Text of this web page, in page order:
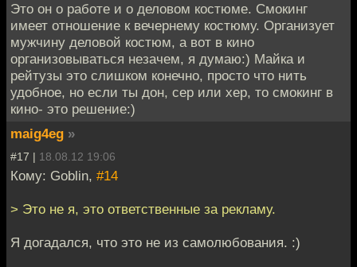
Это он о работе и о деловом костюме. Смокинг
имеет отношение к вечернему костюму. Организует
мужчину деловой костюм, а вот в кино
организовываться незачем, я думаю:) Майка и
рейтузы это слишком конечно, просто что нить
удобное, но если ты дон, сер или хер, то смокинг в
кино- это решение:)
maig4eg »
#17 | 18.08.12 19:06
Кому: Goblin, #14
> Это не я, это ответственные за рекламу.
Я догадался, что это не из самолюбования. :)